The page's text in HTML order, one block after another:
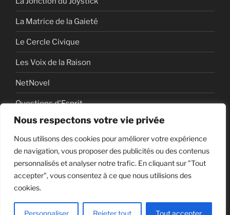
Nous respectons votre vie privée
Nous utilisons des cookies pour améliorer votre expérience
de navigation, vous proposer des publicités ou des contenus
personnalisés et analyser notre trafic. En cliquant sur "Tout
accepter", vous consentez à ce que nous utilisions des
cookies.
Personnaliser Rejeter tout Tout accepter
La Matrice de la Gaieté
Le Cercle Civique
Les Voix de la Raison
NetNovel
Questions d'Esprit
Série
Série vidéo
WordPress